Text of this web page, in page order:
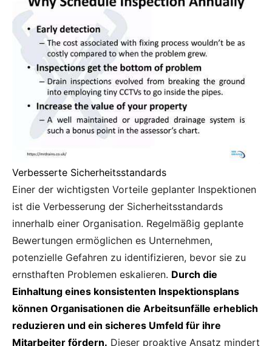
Verbesserte Sicherheitsstandards
Einer der wichtigsten Vorteile geplanter Inspektionen
ist die Verbesserung der Sicherheitsstandards
innerhalb einer Organisation. Regelmäßig geplante
Bewertungen ermöglichen es Unternehmen,
potenzielle Gefahren zu identifizieren, bevor sie zu
ernsthaften Problemen eskalieren. Durch die
Einhaltung eines konsistenten Inspektionsplans
können Organisationen die Arbeitsunfälle erheblich
reduzieren und ein sicheres Umfeld für ihre
Mitarbeiter fördern. Dieser proaktive Ansatz mindert